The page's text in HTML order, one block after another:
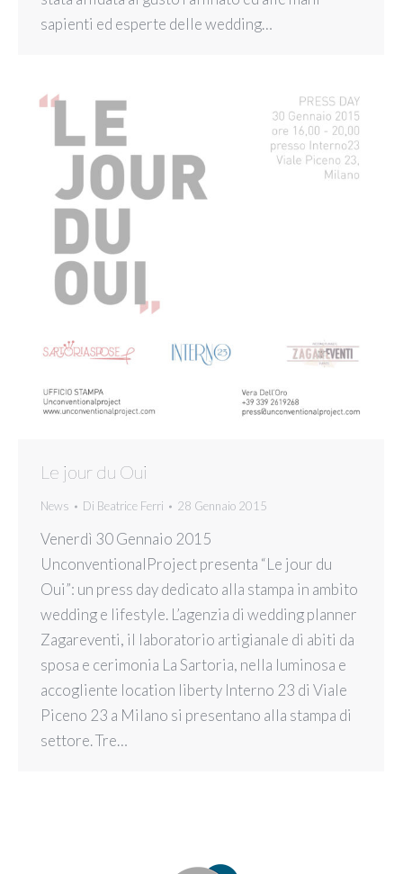
sapienti ed esperte delle wedding…
Le jour du Oui
News Di Beatrice Ferri 28 Gennaio 2015
Venerdì 30 Gennaio 2015
UnconventionalProject presenta “Le jour du
Oui”: un press day dedicato alla stampa in ambito
wedding e lifestyle. L’agenzia di wedding planner
Zagareventi, il laboratorio artigianale di abiti da
sposa e cerimonia La Sartoria, nella luminosa e
accogliente location liberty Interno 23 di Viale
Piceno 23 a Milano si presentano alla stampa di
settore. Tre…